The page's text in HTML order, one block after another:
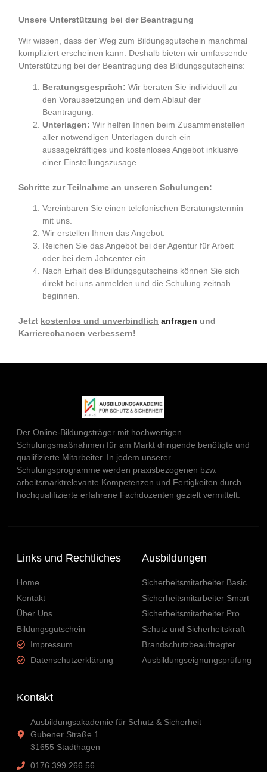
Unsere Unterstützung bei der Beantragung
Wir wissen, dass der Weg zum Bildungsgutschein manchmal
kompliziert erscheinen kann. Deshalb bieten wir umfassende
Unterstützung bei der Beantragung des Bildungsgutscheins:
Beratungsgespräch: Wir beraten Sie individuell zu
den Voraussetzungen und dem Ablauf der
Beantragung.
Unterlagen: Wir helfen Ihnen beim Zusammenstellen
aller notwendigen Unterlagen durch ein
aussagekräftiges und kostenloses Angebot inklusive
einer Einstellungszusage.
Schritte zur Teilnahme an unseren Schulungen:
Vereinbaren Sie einen telefonischen Beratungstermin
mit uns.
Wir erstellen Ihnen das Angebot.
Reichen Sie das Angebot bei der Agentur für Arbeit
oder bei dem Jobcenter ein.
Nach Erhalt des Bildungsgutscheins können Sie sich
direkt bei uns anmelden und die Schulung zeitnah
beginnen.
Jetzt kostenlos und unverbindlich anfragen und
Karrierechancen verbessern!
Der Online-Bildungsträger mit hochwertigen
Schulungsmaßnahmen für am Markt dringende benötigte und
qualifizierte Mitarbeiter. In jedem unserer
Schulungsprogramme werden praxisbezogenen bzw.
arbeitsmarktrelevante Kompetenzen und Fertigkeiten durch
hochqualifizierte erfahrene Fachdozenten gezielt vermittelt.
Links und Rechtliches
Home
Kontakt
Über Uns
Bildungsgutschein
Impressum
Datenschutzerklärung
Ausbildungen
Sicherheitsmitarbeiter Basic
Sicherheitsmitarbeiter Smart
Sicherheitsmitarbeiter Pro
Schutz und Sicherheitskraft
Brandschutzbeauftragter
Ausbildungseignungsprüfung
Kontakt
Ausbildungsakademie für Schutz & Sicherheit
Gubener Straße 1
31655 Stadthagen
0176 399 266 56